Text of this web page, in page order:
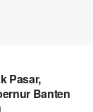
Pasar,
Banten